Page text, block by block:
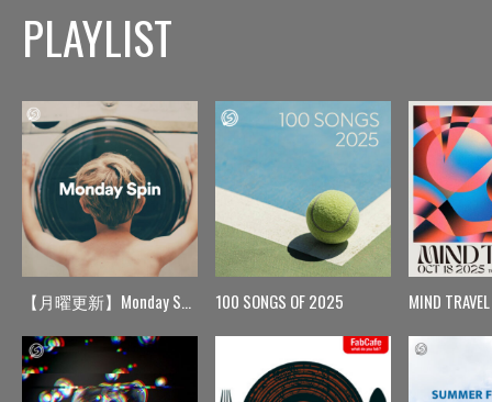
PLAYLIST
【月曜更新】Monday Spin 100 SONGS OF 2025 MIND TRAVEL